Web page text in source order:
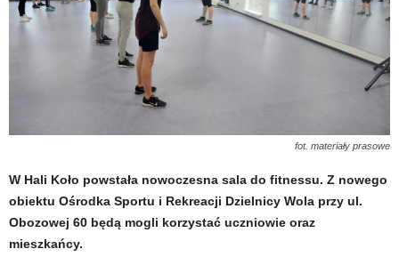
fot. materiały prasowe
W Hali Koło powstała nowoczesna sala do fitnessu. Z nowego
obiektu Ośrodka Sportu i Rekreacji Dzielnicy Wola przy ul.
Obozowej 60 będą mogli korzystać uczniowie oraz
mieszkańcy.